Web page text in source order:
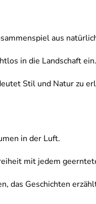
aus
in die Landschaft ein.
Stil und Natur zu
in der Luft.
mit jedem
das Geschichten